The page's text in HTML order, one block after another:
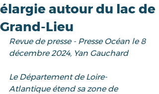
élargie autour du lac de
Grand-Lieu
Revue de presse - Presse Océan le 8
décembre 2024, Yan Gauchard
Le Département de Loire-
Atlantique étend sa zone de